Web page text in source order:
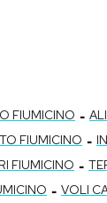
FIUMICINO -
FIUMICINO -
FIUMICINO -
- VOLI